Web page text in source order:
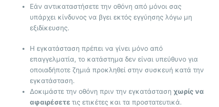
Εάν αντικαταστήσετε την οθόνη από μόνοι σας
υπάρχει κίνδυνος να βγει εκτός εγγύησης λόγω μη
εξιδίκευσης.
Η εγκατάσταση πρέπει να γίνει μόνο από
επαγγελματία, το κατάστημα δεν είναι υπεύθυνο για
οποιαδήποτε ζημιά προκληθεί στην συσκευή κατά την
εγκατάσταση.
Δοκιμάστε την οθόνη πριν την εγκατάστασηχωρίς να
αφαιρέσετετις ετικέτες και τα προστατευτικά.